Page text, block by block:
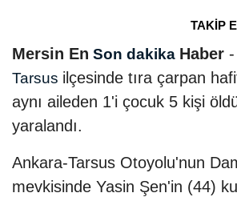
TAKİP
Mersin En Son dakika Haber
Tarsus ilçesinde tıra çarpan
aynı aileden 1'i çocuk 5 kişi
yaralandı.
Ankara-Tarsus Otoyolu'nun
mevkisinde Yasin Şen'in (44)